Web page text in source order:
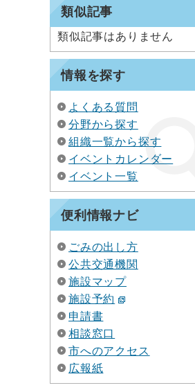
類似記事
類似記事はありません
情報を探す
よくある質問
分野から探す
組織一覧から探す
イベントカレンダー
イベント一覧
便利情報ナビ
ごみの出し方
公共交通機関
施設マップ
施設予約
申請書
相談窓口
市へのアクセス
広報紙